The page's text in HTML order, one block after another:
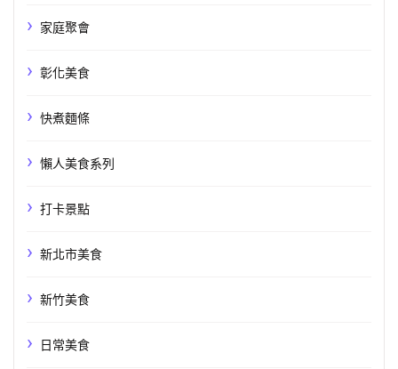
家庭聚會
彰化美食
快煮麵條
懶人美食系列
打卡景點
新北市美食
新竹美食
日常美食